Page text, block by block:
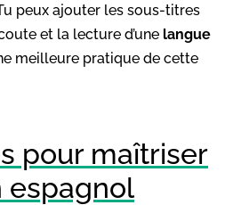
peux ajouter les sous-titres
et la lecture d’une langue
meilleure pratique de cette
pour maîtriser
espagnol